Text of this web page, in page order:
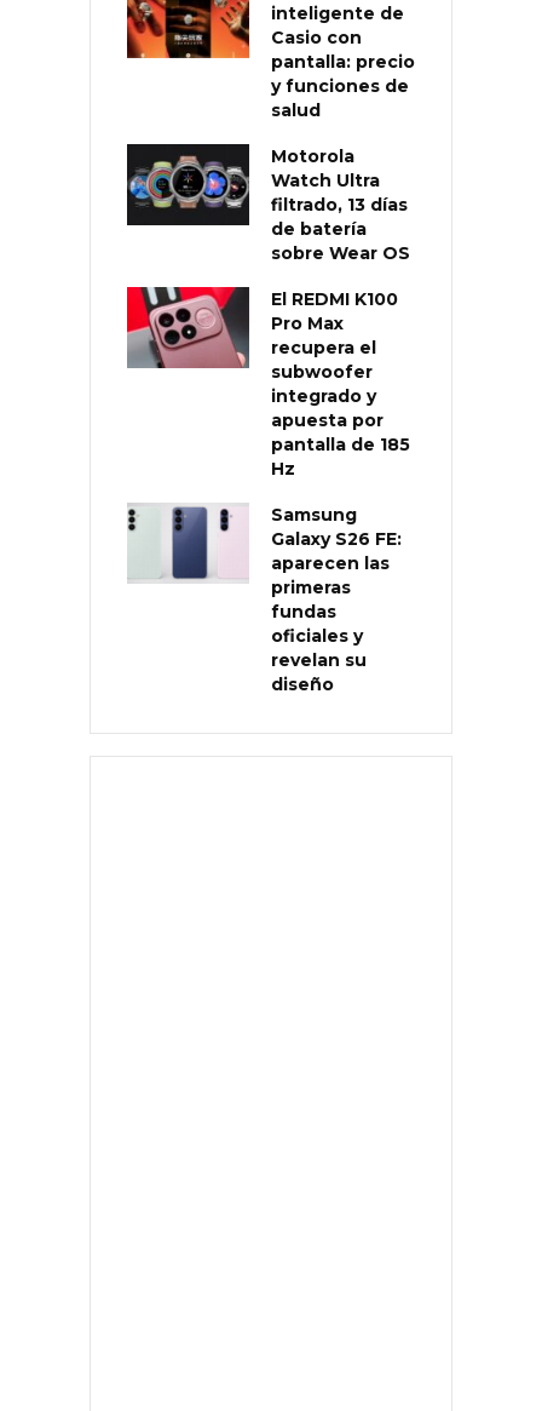
inteligente de
Casio con
pantalla: precio
y funciones de
salud
Motorola
Watch Ultra
filtrado, 13 días
de batería
sobre Wear OS
El REDMI K100
Pro Max
recupera el
subwoofer
integrado y
apuesta por
pantalla de 185
Hz
Samsung
Galaxy S26 FE:
aparecen las
primeras
fundas
oficiales y
revelan su
diseño